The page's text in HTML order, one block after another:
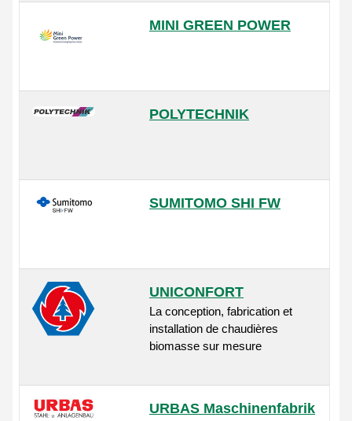
MINI GREEN POWER
POLYTECHNIK
SUMITOMO SHI FW
UNICONFORT
La conception, fabrication et
installation de chaudières
biomasse sur mesure
URBAS Maschinenfabrik